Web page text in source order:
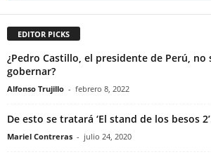
EDITOR PICKS
¿Pedro Castillo, el presidente de Perú, no
gobernar?
Alfonso Trujillo - febrero 8, 2022
De esto se tratará ‘El stand de los besos
Mariel Contreras - julio 24, 2020